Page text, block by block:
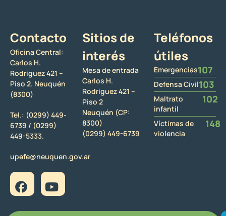
Contacto
Oficina Central:
Carlos H.
Rodriguez 421 –
Piso 2. Neuquén
(8300)
Tel.: (0299) 449-
6739 / (0299)
449-5333.
upefe@neuquen.gov.ar
Sitios de
interés
Mesa de entrada
Carlos H.
Rodriguez 421 –
Piso 2
Neuquén (CP:
8300)
(0299) 449-6739
Teléfonos
útiles
Emergencias107
Defensa Civil103
Maltrato
infantil
102
Víctimas de
violencia
148